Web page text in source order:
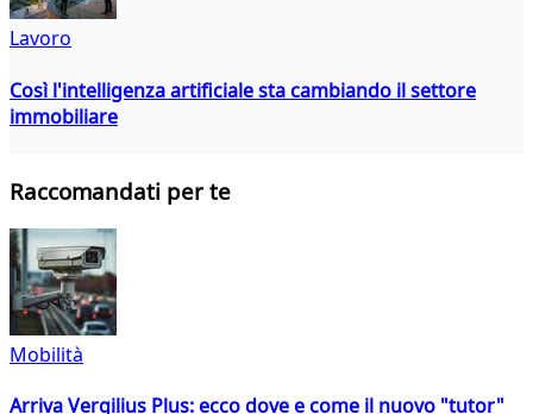
Lavoro
Così l'intelligenza artificiale sta cambiando il settore
immobiliare
Raccomandati per te
Mobilità
Arriva Vergilius Plus: ecco dove e come il nuovo "tutor"